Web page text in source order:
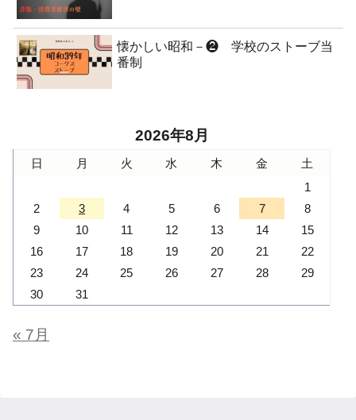
懐かしい昭和－❷ 学校のストーブ当
番制
2026年8月
日 月 火 水 木 金
土
1
2
3 4 5 6 7
8
9
10 11 12 13 14
15
16
17 18 19 20 21
22
23
24 25 26 27 28
29
30
31
« 7月